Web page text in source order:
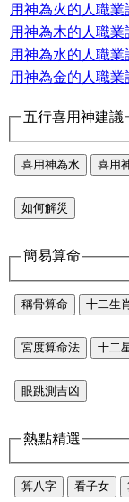
用神為火的人職業
用神為木的人職業
用神為水的人職業
用神為金的人職業
五行喜用神建議
喜用神為水 喜用
如何解災
簡易算命
稱骨算命 十二生
宮度算命法 十二
眼跳測吉凶
熱點精選
算八字 看子女